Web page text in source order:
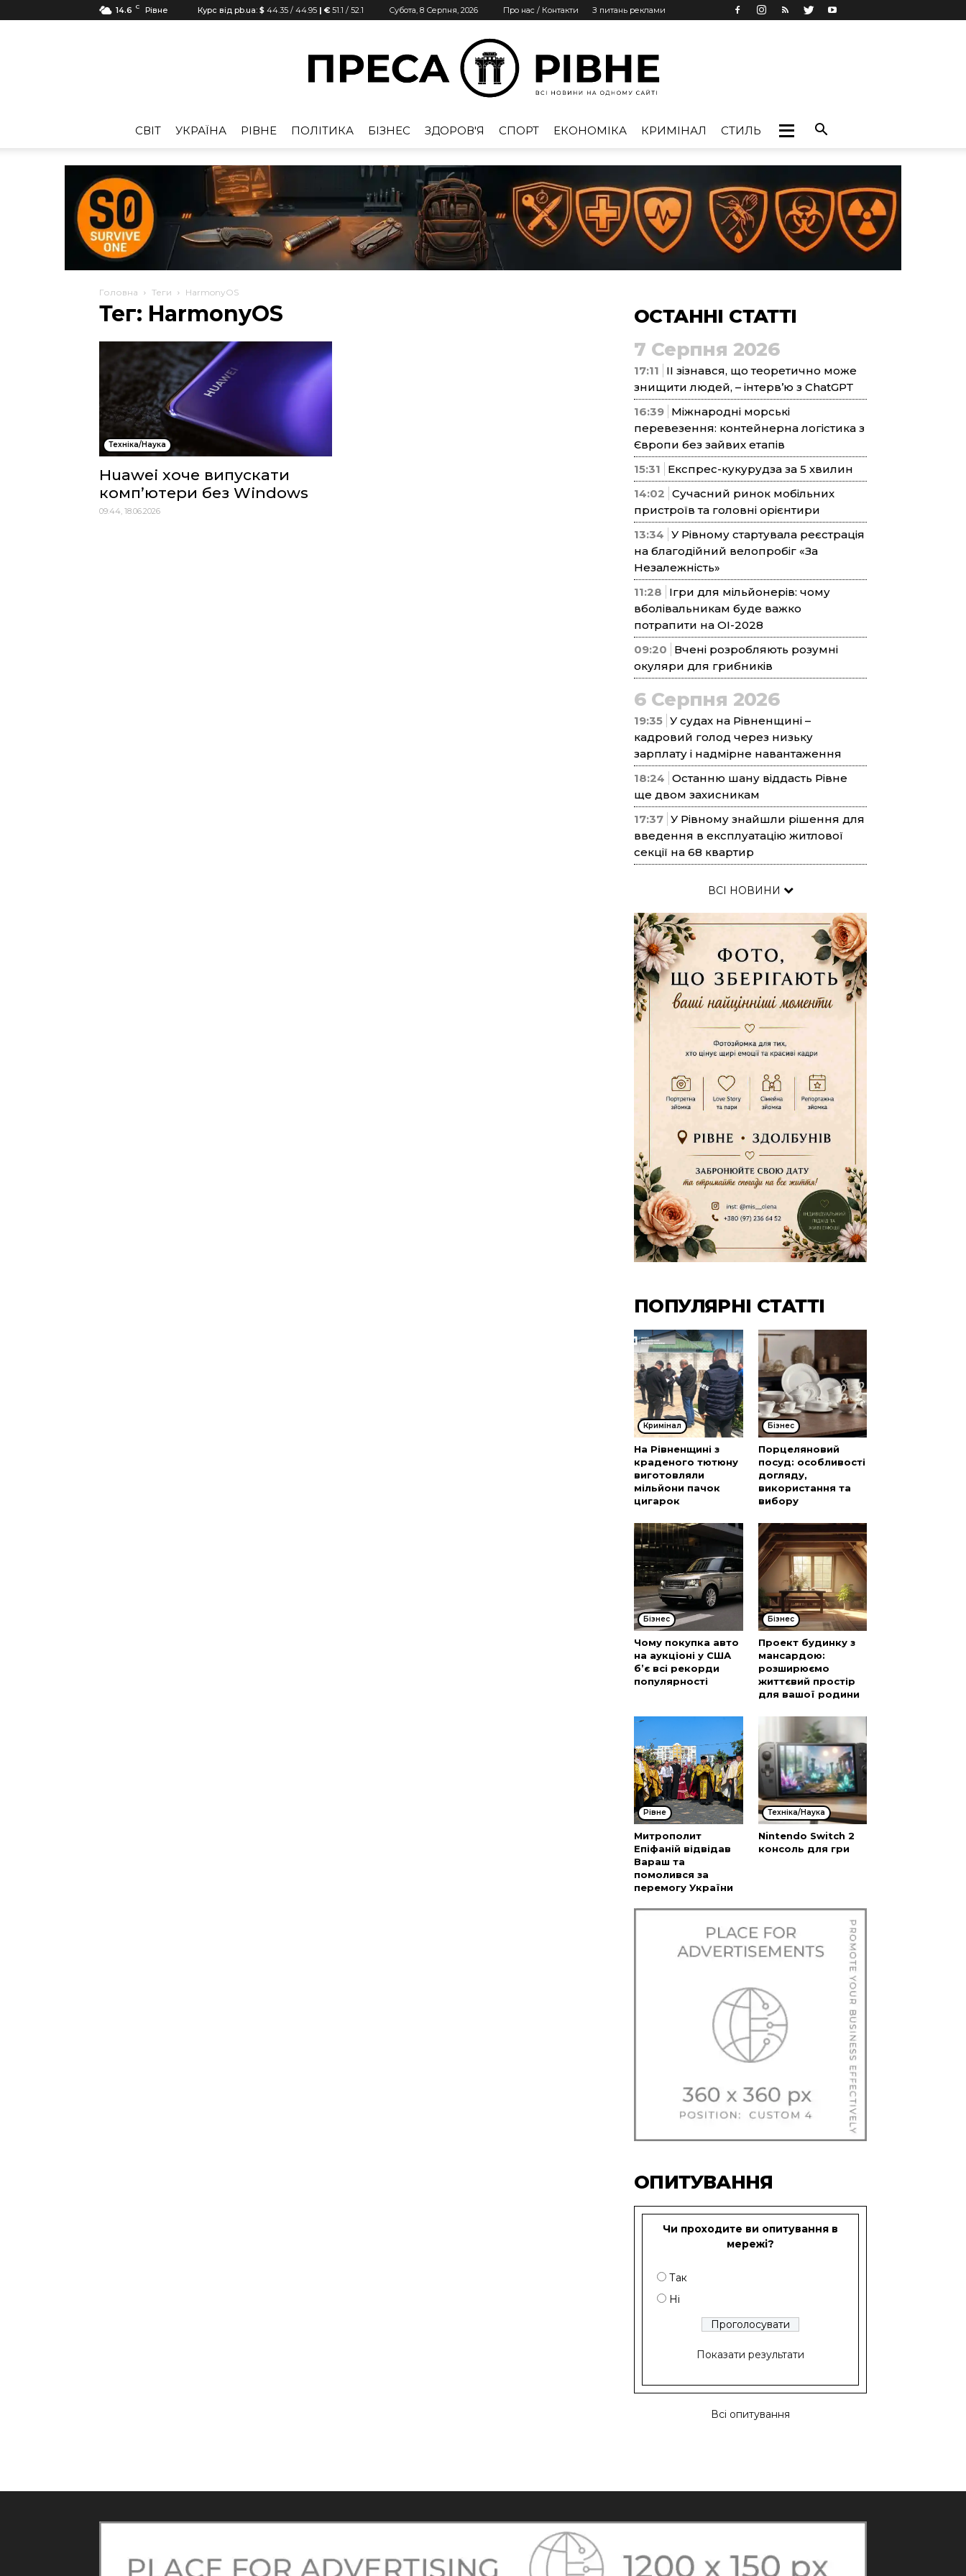
14.6 C Рівне Курс від pb.ua: $ 44.35 / 44.95 | € 51.1 / 52.1 Субота, 8 Серпня, 2026 Про нас / Контакти З питань реклами
Рівне
CВІТ УКРАЇНА РІВНЕ ПОЛІТИКА БІЗНЕС ЗДОРОВ'Я СПОРТ ЕКОНОМІКА КРИМІНАЛ СТИЛЬ
Головна Теги HarmonyOS
Тег: HarmonyOS
Техніка/Наука
Huawei хоче випускати
комп’ютери без Windows
09:44, 18.06.2026
ОСТАННІ СТАТТІ
7 Серпня 2026
17:11
ІІ зізнався, що теоретично може
знищити людей, – інтерв’ю з ChatGPT
16:39 Міжнародні морські
перевезення: контейнерна логістика з
Європи без зайвих етапів
15:31
Експрес-кукурудза за 5 хвилин
14:02 Сучасний ринок мобільних
пристроїв та головні орієнтири
13:34 У Рівному стартувала реєстрація
на благодійний велопробіг «За
Незалежність»
11:28
Ігри для мільйонерів: чому
вболівальникам буде важко
потрапити на ОІ-2028
09:20
Вчені розробляють розумні
окуляри для грибників
6 Серпня 2026
19:35 У судах на Рівненщині –
кадровий голод через низьку
зарплату і надмірне навантаження
18:24 Останню шану віддасть Рівне
ще двом захисникам
17:37 У Рівному знайшли рішення для
введення в експлуатацію житлової
секції на 68 квартир
ВСІ НОВИНИ
ПОПУЛЯРНІ СТАТТІ
Кримінал
На Рівненщині з
краденого тютюну
виготовляли
мільйони пачок
цигарок
Бізнес
Порцеляновий
посуд: особливості
догляду,
використання та
вибору
Бізнес
Чому покупка авто
на аукціоні у США
б’є всі рекорди
популярності
Бізнес
Проект будинку з
мансардою:
розширюємо
життєвий простір
для вашої родини
Рівне
Митрополит
Епіфаній відвідав
Вараш та
помолився за
перемогу України
Техніка/Наука
Nintendo Switch 2
консоль для гри
ОПИТУВАННЯ
Чи проходите ви опитування в
мережі?
Так
Ні
Показати результати
Всі опитування